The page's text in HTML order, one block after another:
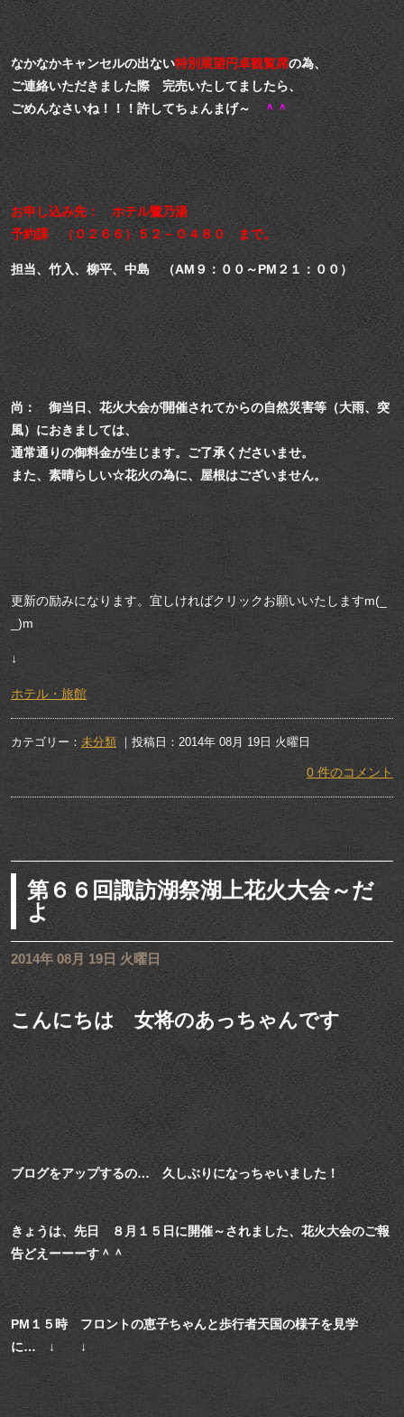
なかなかキャンセルの出ない特別展望円卓観覧席の為、
ご連絡いただきました際 完売いたしてましたら、
ごめんなさいね！！！許してちょんまげ～
＾＾
お申し込み先： ホテル鷺乃湯
予約課 （０２６６）５２－０４８０ まで。
担当、竹入、柳平、中島 （AM９：００～PM２１：００）
尚： 御当日、花火大会が開催されてからの自然災害等（大雨、突
風）におきましては、
通常通りの御料金が生じます。ご了承くださいませ。
また、素晴らしい☆花火の為に、屋根はございません。
更新の励みになります。宜しければクリックお願いいたしますm(_
_)m
↓
ホテル・旅館
カテゴリー： 未分類 ｜投稿日：2014年 08月 19日 火曜日
0 件のコメント
第６６回諏訪湖祭湖上花火大会～だ
よ
2014年 08月 19日 火曜日
こんにちは 女将のあっちゃんです
ブログをアップするの… 久しぶりになっちゃいました！
きょうは、先日 ８月１５日に開催～されました、花火大会のご報
告どえーーーす＾＾
PM１５時 フロントの恵子ちゃんと歩行者天国の様子を見学
に… ↓ ↓